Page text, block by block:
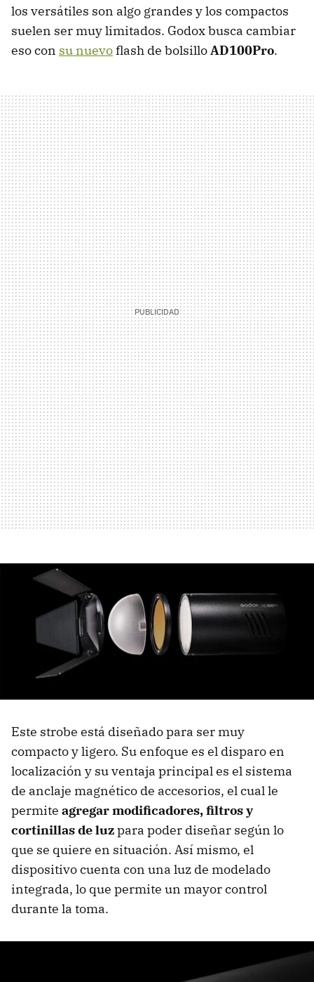
los versátiles son algo grandes y los compactos
suelen ser muy limitados. Godox busca cambiar
eso con su nuevoflash de bolsilloAD100Pro.
Este strobe está diseñado para ser muy
compacto y ligero. Su enfoque es el disparo en
localización y su ventaja principal es el sistema
de anclaje magnético de accesorios, el cual le
permite agregar modificadores, filtros y
cortinillas de luzpara poder diseñar según lo
que se quiere en situación. Así mismo, el
dispositivo cuenta con una luz de modelado
integrada, lo que permite un mayor control
durante la toma.